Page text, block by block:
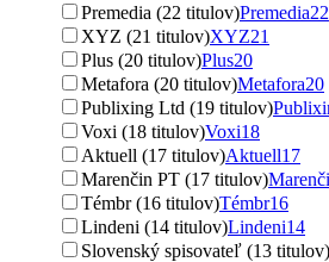
Premedia (22 titulov)Premedia22
XYZ (21 titulov)XYZ21
Plus (20 titulov)Plus20
Metafora (20 titulov)Metafora20
Publixing Ltd (19 titulov)
Voxi (18 titulov)Voxi18
Aktuell (17 titulov)Aktuell17
Marenčin PT (17 titulov)
Témbr (16 titulov)Témbr16
Lindeni (14 titulov)Lindeni14
Slovenský spisovateľ (13 titulov)